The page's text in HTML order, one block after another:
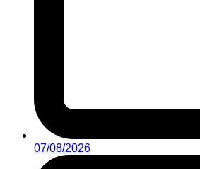
07/08/2026